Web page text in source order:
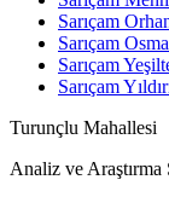
Sarıçam
Sarıçam
Sarıçam
Sarıçam
Turunçlu Mahallesi
Analiz ve Araştırma